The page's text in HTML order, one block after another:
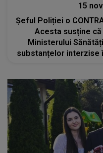
15
Șeful Poliției o
Acesta susține
Ministerului
substanțelor interzise